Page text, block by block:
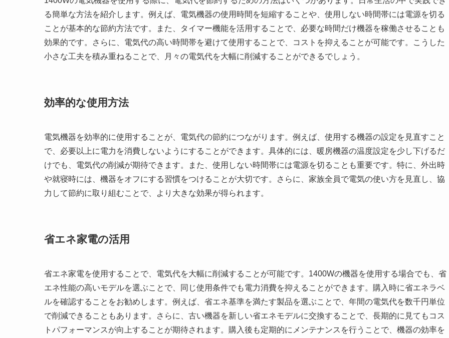
る簡単な方法を紹介します。例えば、電気機器の使用時間を短縮することや、使用しない時間帯には電源を切る
ことが基本的な節約方法です。また、タイマー機能を活用することで、必要な時間だけ機器を稼働させることも
効果的です。さらに、電気代の高い時間帯を避けて使用することで、コストを抑えることが可能です。こうした
小さな工夫を積み重ねることで、月々の電気代を大幅に削減することができるでしょう。
効率的な使用方法
電気機器を効率的に使用することが、電気代の節約につながります。例えば、使用する機器の設定を見直すこと
で、必要以上に電力を消費しないようにすることができます。具体的には、暖房機器の温度設定を少し下げるだ
けでも、電気代の削減が期待できます。また、使用しない時間帯には電源を切ることも重要です。特に、外出時
や就寝時には、機器をオフにする習慣をつけることが大切です。さらに、家族全員で電気の使い方を見直し、協
力して節約に取り組むことで、より大きな効果が得られます。
省エネ家電の活用
省エネ家電を使用することで、電気代を大幅に削減することが可能です。1400Wの機器を使用する場合でも、省
エネ性能の高いモデルを選ぶことで、同じ使用条件でも電力消費を抑えることができます。購入時に省エネラベ
ルを確認することをお勧めします。例えば、省エネ基準を満たす製品を選ぶことで、年間の電気代を数千円単位
で削減できることもあります。さらに、古い機器を新しい省エネモデルに交換することで、長期的に見てもコス
トパフォーマンスが向上することが期待されます。購入後も定期的にメンテナンスを行うことで、機器の効率を